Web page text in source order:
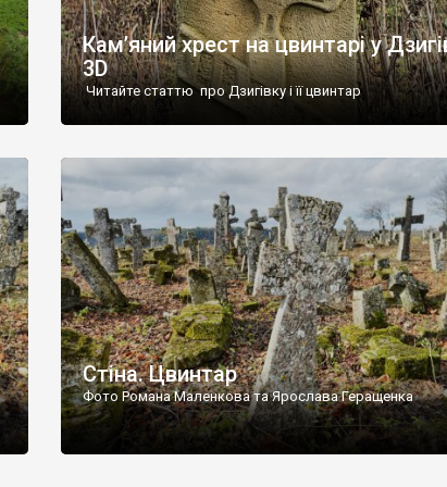
Кам’яний хрест на цвинтарі у
3D
Читайте статтю про Дзигівку і її цвинтар
Стіна. Цвинтар
Фото Романа Маленкова та Ярослава Геращенка